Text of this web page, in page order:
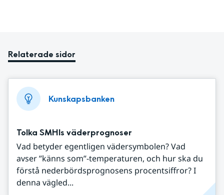
Relaterade sidor
Kunskapsbanken
Tolka SMHIs väderprognoser
Vad betyder egentligen vädersymbolen? Vad
avser ”känns som”-temperaturen, och hur ska du
förstå nederbördsprognosens procentsiffror? I
denna vägled...